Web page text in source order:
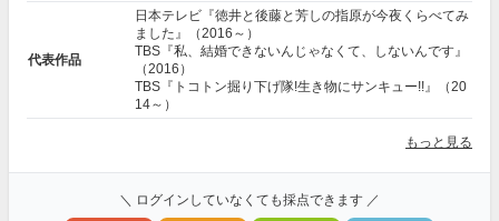
代表作品
日本テレビ『徳井と後藤と芳しの指原が今夜くらべてみ
ました』（2016～）
TBS『私、結婚できないんじゃなくて、しないんです』
（2016）
TBS『トコトン掘り下げ隊!生き物にサンキュー!!』（20
14～）
もっと見る
＼ ログインしていなくても採点できます ／